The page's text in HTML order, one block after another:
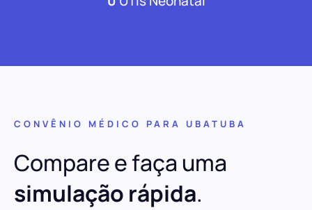
CONVÊNIO MÉDICO PARA UBATUBA
Compare e faça uma
simulação rápida.